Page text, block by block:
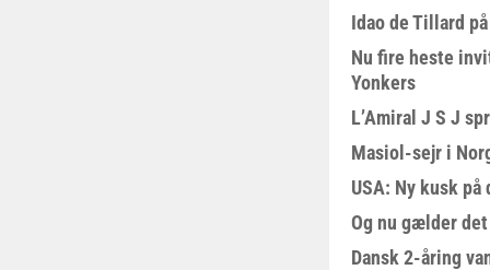
Idao de Tillard
Nu fire heste
Yonkers
L’Amiral J S J
Masiol-sejr i
USA: Ny kusk på
Og nu gælder
Dansk 2-åring